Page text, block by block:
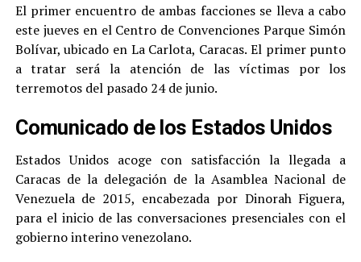
El primer encuentro de ambas facciones se lleva a cabo
este jueves en el Centro de Convenciones Parque Simón
Bolívar, ubicado en La Carlota, Caracas. El primer punto
a tratar será la atención de las víctimas por los
terremotos del pasado 24 de junio.
Comunicado de los Estados Unidos
Estados Unidos acoge con satisfacción la llegada a
Caracas de la delegación de la Asamblea Nacional de
Venezuela de 2015, encabezada por Dinorah Figuera,
para el inicio de las conversaciones presenciales con el
gobierno interino venezolano.